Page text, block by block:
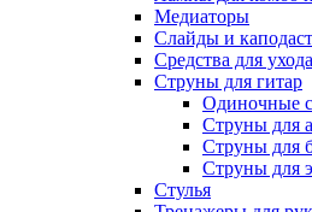
Медиаторы
Слайды и
Средства для
Струны для гитар
Одиночные
Струны для
Струны для
Струны для
Стулья